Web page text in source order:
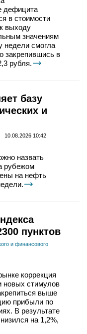
дефицита
в стоимости
выходу
значениям
недели смогла
закрепившись в
рубля.
базу
и
10.08.2026 10:42
назвать
рубежом
на нефть
пунктов
и финансового
коррекция
новых стимулов
выше
прибыли по
В результате
на 1,2%,